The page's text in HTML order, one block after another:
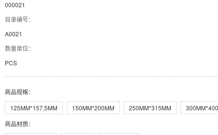
000021
目录编号：
A0021
数量单位：
PCS
商品规格：
125MM*157.5MM
150MM*200MM 250MM*315MM
商品材质：